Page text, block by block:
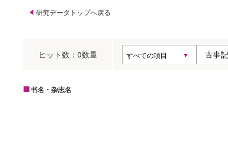
研究データトップへ戻る
ヒット数： 0数量
书名・杂志名